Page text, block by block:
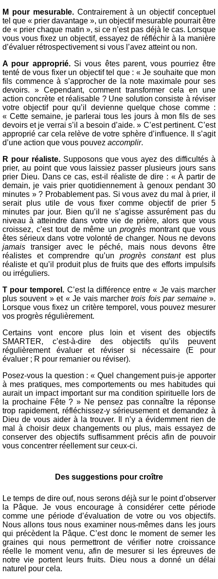
M pour mesurable.Contrairement à un objectif conceptuel
tel que « prier davantage », un objectif mesurable pourrait être
de « prier chaque matin », si ce n’est pas déjà le cas. Lorsque
vous vous fixez un objectif, essayez de réfléchir à la manière
d’évaluer rétrospectivement si vous l’avez atteint ou non.
A pour approprié.Si vous êtes parent, vous pourriez être
tenté de vous fixer un objectif tel que : « Je souhaite que mon
fils commence à s’approcher de la note maximale pour ses
devoirs. » Cependant, comment transformer cela en une
action concrète et réalisable ? Une solution consiste à réviser
votre objectif pour qu’il devienne quelque chose comme :
« Cette semaine, je parlerai tous les jours à mon fils de ses
devoirs et je verrai s’il a besoin d’aide. » C’est pertinent. C’est
approprié car cela relève de votre sphère d’influence. Il s’agit
d’une action que vous pouvez accomplir.
R pour réaliste.Supposons que vous ayez des difficultés à
prier, au point que vous laissiez passer plusieurs jours sans
prier Dieu. Dans ce cas, est-il réaliste de dire : « À partir de
demain, je vais prier quotidiennement à genoux pendant 30
minutes » ? Probablement pas. Si vous avez du mal à prier, il
serait plus utile de vous fixer comme objectif de prier 5
minutes par jour. Bien qu’il ne s’agisse assurément pas du
niveau à atteindre dans votre vie de prière, alors que vous
croissez, c’est tout de même unprogrès montrant que vous
êtes sérieux dans votre volonté de changer. Nous ne devons
jamais transiger avec le péché, mais nous devons être
réalistes et comprendre qu’un progrès constantest plus
réaliste et qu’il produit plus de fruits que des efforts impulsifs
ou irréguliers.
T pour temporel. C’est la différence entre « Je vais marcher
plus souvent » et « Je vais marchertrois fois par semaine».
Lorsque vous fixez un critère temporel, vous pouvez mesurer
vos progrès régulièrement.
Certains vont encore plus loin et visent des objectifs
SMARTER, c’est-à-dire des objectifs qu’ils peuvent
régulièrement évaluer et réviser si nécessaire (E pour
évaluer ; R pour remanier ou réviser).
Posez-vous la question : « Quel changement puis-je apporter
à mes pratiques, mes comportements ou mes habitudes qui
aurait un impact important sur ma condition spirituelle lors de
la prochaine Fête ? » Ne pensez pas connaître la réponse
trop rapidement, réfléchissez-y sérieusement et demandez à
Dieu de vous aider à la trouver. Il n’y a évidemment rien de
mal à choisir deux changements ou plus, mais essayez de
conserver des objectifs suffisamment précis afin de pouvoir
vous concentrer réellement sur ceux-ci.
Des suggestions pour croître
Le temps de dire ouf, nous serons déjà sur le point d’observer
la Pâque. Je vous encourage à considérer cette période
comme une période d’évaluation de votre ou vos objectifs.
Nous allons tous nous examiner nous-mêmes dans les jours
qui précèdent la Pâque. C’est donc le moment de semer les
graines qui nous permettront de vérifier notre croissance
réelle le moment venu, afin de mesurer si les épreuves de
notre vie portent leurs fruits. Dieu nous a donné un délai
naturel pour cela.